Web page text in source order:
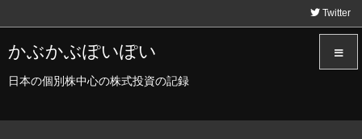
かぶかぶぽいぽい
日本の個別株中心の株式投資の記録
Twitter